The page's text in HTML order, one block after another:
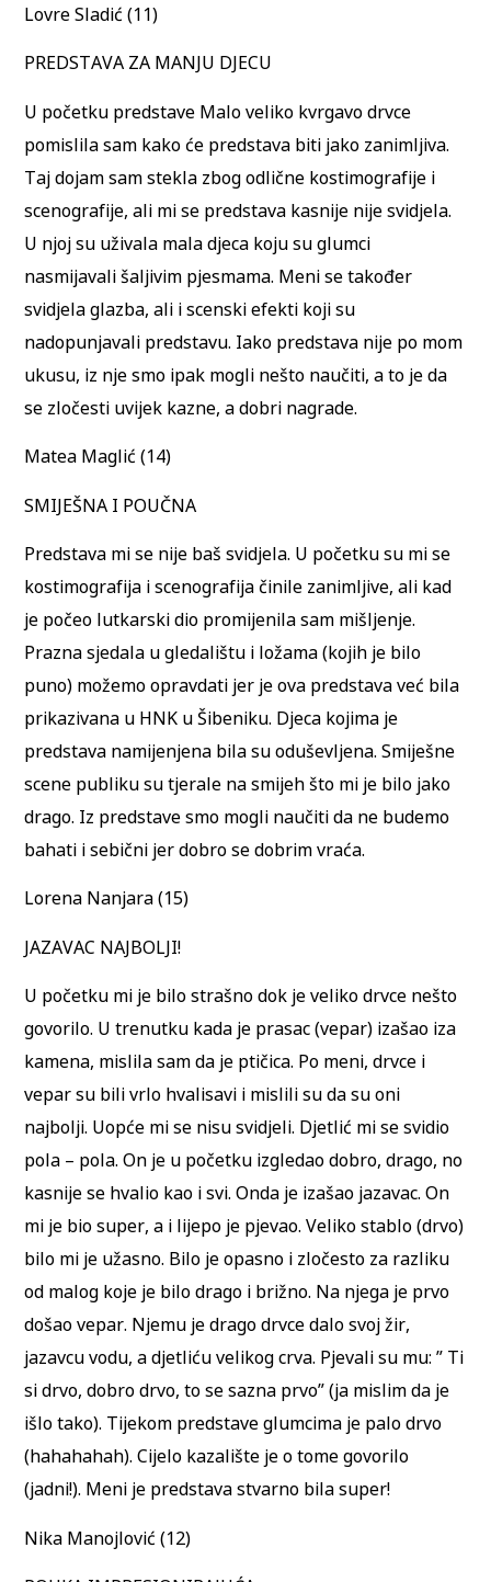
Lovre Sladić (11)
PREDSTAVA ZA MANJU DJECU
U početku predstave Malo veliko kvrgavo drvce
pomislila sam kako će predstava biti jako zanimljiva.
Taj dojam sam stekla zbog odlične kostimografije i
scenografije, ali mi se predstava kasnije nije svidjela.
U njoj su uživala mala djeca koju su glumci
nasmijavali šaljivim pjesmama. Meni se također
svidjela glazba, ali i scenski efekti koji su
nadopunjavali predstavu. Iako predstava nije po mom
ukusu, iz nje smo ipak mogli nešto naučiti, a to je da
se zločesti uvijek kazne, a dobri nagrade.
Matea Maglić (14)
SMIJEŠNA I POUČNA
Predstava mi se nije baš svidjela. U početku su mi se
kostimografija i scenografija činile zanimljive, ali kad
je počeo lutkarski dio promijenila sam mišljenje.
Prazna sjedala u gledalištu i ložama (kojih je bilo
puno) možemo opravdati jer je ova predstava već bila
prikazivana u HNK u Šibeniku. Djeca kojima je
predstava namijenjena bila su oduševljena. Smiješne
scene publiku su tjerale na smijeh što mi je bilo jako
drago. Iz predstave smo mogli naučiti da ne budemo
bahati i sebični jer dobro se dobrim vraća.
Lorena Nanjara (15)
JAZAVAC NAJBOLJI!
U početku mi je bilo strašno dok je veliko drvce nešto
govorilo. U trenutku kada je prasac (vepar) izašao iza
kamena, mislila sam da je ptičica. Po meni, drvce i
vepar su bili vrlo hvalisavi i mislili su da su oni
najbolji. Uopće mi se nisu svidjeli. Djetlić mi se svidio
pola – pola. On je u početku izgledao dobro, drago, no
kasnije se hvalio kao i svi. Onda je izašao jazavac. On
mi je bio super, a i lijepo je pjevao. Veliko stablo (drvo)
bilo mi je užasno. Bilo je opasno i zločesto za razliku
od malog koje je bilo drago i brižno. Na njega je prvo
došao vepar. Njemu je drago drvce dalo svoj žir,
jazavcu vodu, a djetliću velikog crva. Pjevali su mu: ” Ti
si drvo, dobro drvo, to se sazna prvo” (ja mislim da je
išlo tako). Tijekom predstave glumcima je palo drvo
(hahahahah). Cijelo kazalište je o tome govorilo
(jadni!). Meni je predstava stvarno bila super!
Nika Manojlović (12)